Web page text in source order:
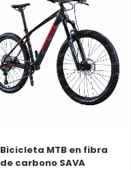
Bicicleta MTB en fibra
de carbono SAVA